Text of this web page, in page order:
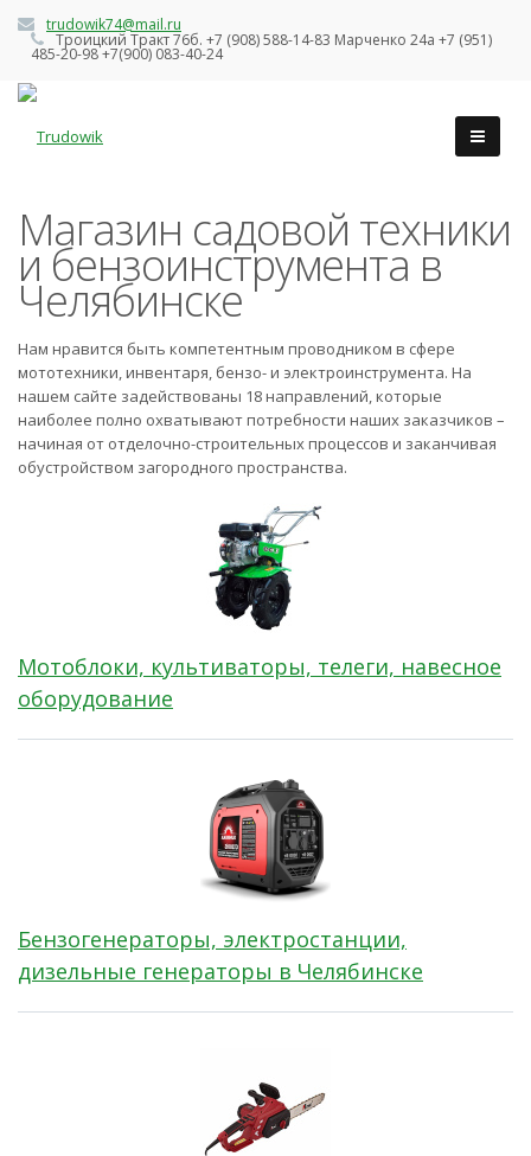
trudowik74@mail.ru
Троицкий Тракт 76б. +7 (908) 588-14-83 Марченко 24а +7 (951)
485-20-98 +7(900) 083-40-24
Магазин садовой техники
и бензоинструмента в
Челябинске
Нам нравится быть компетентным проводником в сфере
мототехники, инвентаря, бензо- и электроинструмента. На
нашем сайте задействованы 18 направлений, которые
наиболее полно охватывают потребности наших заказчиков –
начиная от отделочно-строительных процессов и заканчивая
обустройством загородного пространства.
Мотоблоки, культиваторы, телеги, навесное
оборудование
Бензогенераторы, электростанции,
дизельные генераторы в Челябинске